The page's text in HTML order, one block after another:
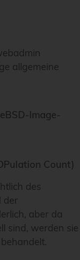
allgemeine
Image-
Count)
des
der
aber da
sind, werden sie